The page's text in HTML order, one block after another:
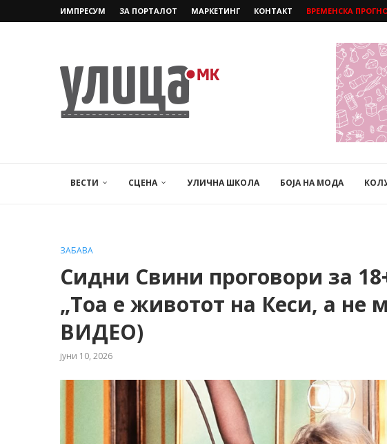
ИМПРЕСУМ ЗА ПОРТАЛОТ МАРКЕТИНГ КОНТАКТ ВРЕМЕНСКА
ВЕСТИ СЦЕНА УЛИЧНА ШКОЛА БОЈА НА МОДА
ЗАБАВА
Сидни Свини проговори за
„Тоа е животот на Кеси, а не
ВИДЕО)
јуни 10, 2026